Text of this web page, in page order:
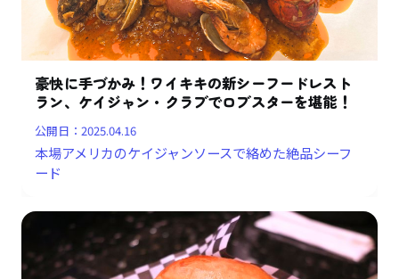
豪快に手づかみ！ワイキキの新シーフードレスト
ラン、ケイジャン・クラブでロブスターを堪能！
公開日：2025.04.16
本場アメリカのケイジャンソースで絡めた絶品シーフ
ード